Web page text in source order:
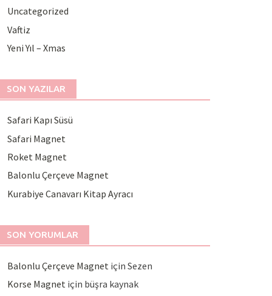
Uncategorized
Vaftiz
Yeni Yıl – Xmas
SON YAZILAR
Safari Kapı Süsü
Safari Magnet
Roket Magnet
Balonlu Çerçeve Magnet
Kurabiye Canavarı Kitap Ayracı
SON YORUMLAR
Balonlu Çerçeve Magnet için Sezen
Korse Magnetiçin büşra kaynak